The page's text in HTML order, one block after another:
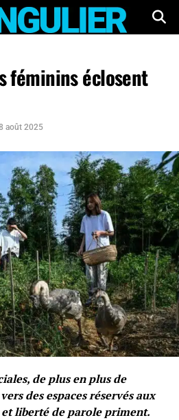
féminins éclosent
août 2025
de plus en plus de
des espaces réservés aux
liberté de parole priment.